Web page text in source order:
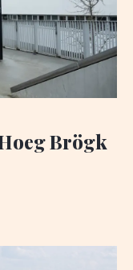
Brögk